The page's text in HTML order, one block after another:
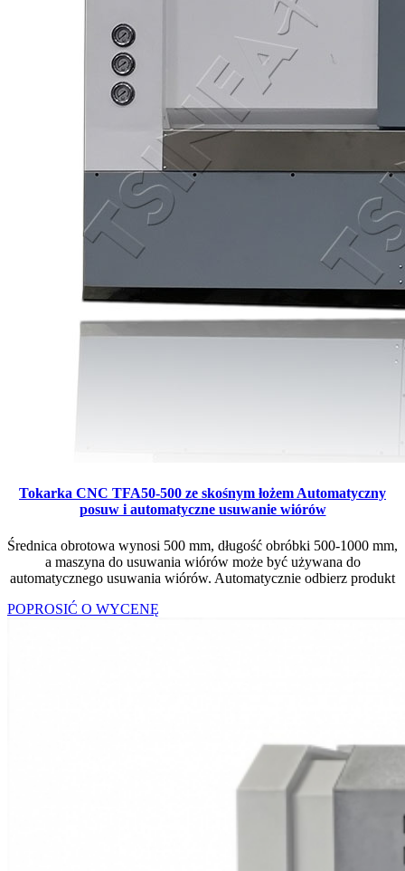
Tokarka CNC TFA50-500 ze skośnym łożem Automatyczny
posuw i automatyczne usuwanie wiórów
Średnica obrotowa wynosi 500 mm, długość obróbki 500-1000 mm,
a maszyna do usuwania wiórów może być używana do
automatycznego usuwania wiórów. Automatycznie odbierz produkt
POPROSIĆ O WYCENĘ